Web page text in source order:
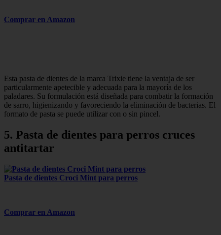
Comprar en Amazon
Esta pasta de dientes de la marca Trixie tiene la ventaja de ser
particularmente apetecible y adecuada para la mayoría de los
paladares. Su formulación está diseñada para combatir la formación
de sarro, higienizando y favoreciendo la eliminación de bacterias. El
formato de pasta se puede utilizar con o sin pincel.
5. Pasta de dientes para perros cruces
antitartar
Pasta de dientes Croci Mint para perros
Comprar en Amazon